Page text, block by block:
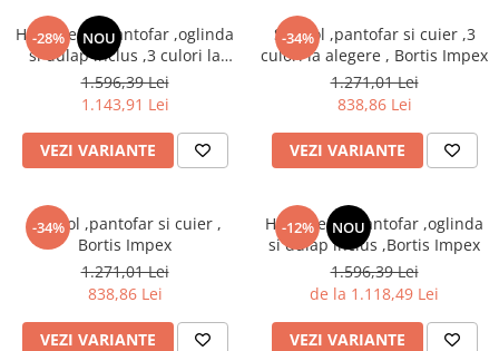
-28% NOU
Hol/cuier si pantofar ,oglinda
si dulap inclus ,3 culori la
alegere,Bortis Impex
1.596,39 Lei
1.143,91 Lei
VEZI VARIANTE
-34%
Set hol ,pantofar si cuier ,3
culori la alegere , Bortis Impex
1.271,01 Lei
838,86 Lei
VEZI VARIANTE
-34%
Set hol ,pantofar si cuier ,
Bortis Impex
1.271,01 Lei
838,86 Lei
VEZI VARIANTE
-12% NOU
Hol/cuier si pantofar ,oglinda
si dulap inclus ,Bortis Impex
1.596,39 Lei
de la 1.118,49 Lei
VEZI VARIANTE